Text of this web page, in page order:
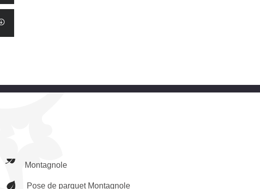
Montagnole
Pose de parquet Montagnole